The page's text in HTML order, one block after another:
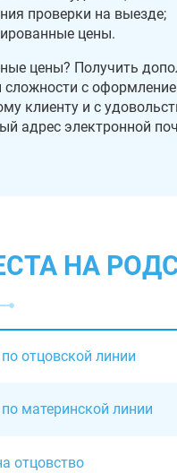
проверки на выезде;
цены.
цены? Получить
с
клиенту и с
адрес электронной
НА
отцовской линии
материнской линии
отцовство